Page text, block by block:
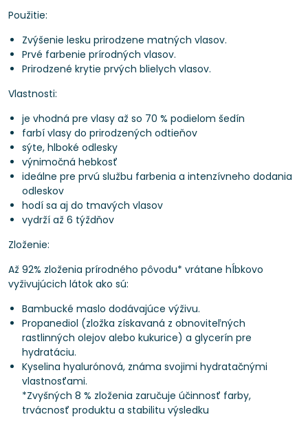
Použitie:
Zvýšenie lesku prirodzene matných vlasov.
Prvé farbenie prírodných vlasov.
Prirodzené krytie prvých blielych vlasov.
Vlastnosti:
je vhodná pre vlasy až so 70 % podielom šedín
farbí vlasy do prirodzených odtieňov
sýte, hlboké odlesky
výnimočná hebkosť
ideálne pre prvú službu farbenia a intenzívneho dodania
odleskov
hodí sa aj do tmavých vlasov
vydrží až 6 týždňov
Zloženie:
Až 92% zloženia prírodného pôvodu* vrátane hĺbkovo
vyživujúcich látok ako sú:
Bambucké maslo dodávajúce výživu.
Propanediol (zložka získavaná z obnoviteľných
rastlinných olejov alebo kukurice) a glycerín pre
hydratáciu.
Kyselina hyalurónová, známa svojimi hydratačnými
vlastnosťami.
*Zvyšných 8 % zloženia zaručuje účinnosť farby,
trvácnosť produktu a stabilitu výsledku